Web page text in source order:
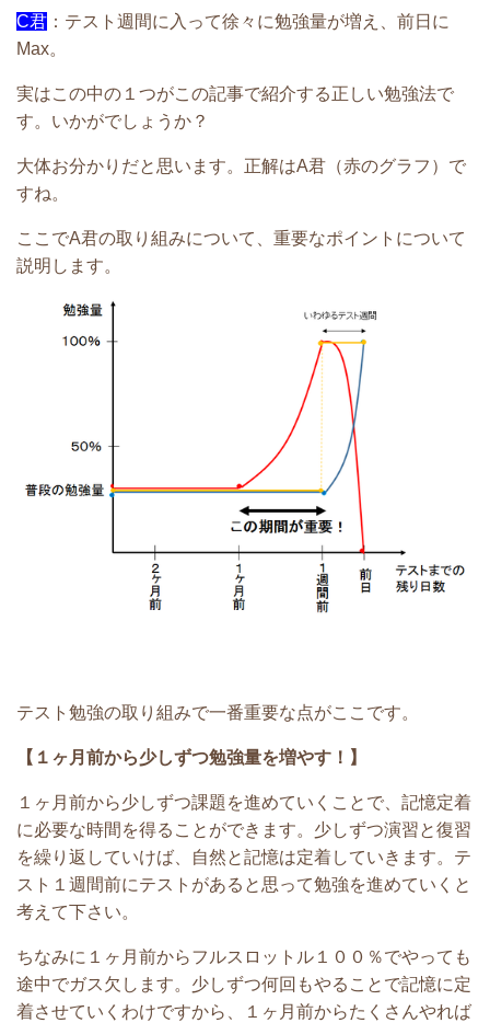
C君 ： テスト週間に入って徐々に勉強量が増え、前日に
Max。
実はこの中の１つがこの記事で紹介する正しい勉強法で
す。いかがでしょうか？
大体お分かりだと思います。正解はA君（赤のグラフ）で
すね。
ここでA君の取り組みについて、重要なポイントについて
説明します。
テスト勉強の取り組みで一番重要な点がここです。
【１ヶ月前から少しずつ勉強量を増やす！】
１ヶ月前から少しずつ課題を進めていくことで、記憶定着
に必要な時間を得ることができます。少しずつ演習と復習
を繰り返していけば、自然と記憶は定着していきます。テ
スト１週間前にテストがあると思って勉強を進めていくと
考えて下さい。
ちなみに１ヶ月前からフルスロットル１００％でやっても
途中でガス欠します。少しずつ何回もやることで記憶に定
着させていくわけですから、１ヶ月前からたくさんやれば